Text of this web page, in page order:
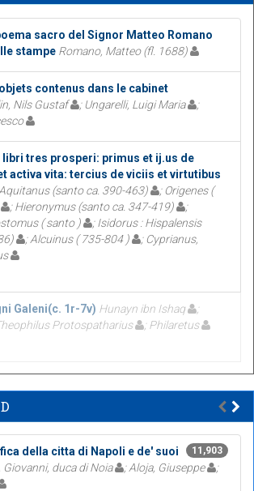
sacro del Signor Matteo Romano
stampe Romano, Matteo (fl. 1688)
contenus dans le cabinet
Nils Gustaf ; Ungarelli, Luigi Maria
;
tres prosperi: primus et ij.us de
activa vita: tercius de viciis et virtutibus
(santo ca. 390-463)
; Origenes (
; Hieronymus (santo ca. 347-419)
;
( santo )
; Isidorus : Hispalensis
; Alcuinus ( 735-804 )
; Cyprianus,
Galeni(c. 1r-7v) Hunayn ibn Ishaq
Protospatharius ; Philaretus
11,903
della citta di Napoli e de' suoi
Giovanni, duca di Noia ; Aloja, Giuseppe
;